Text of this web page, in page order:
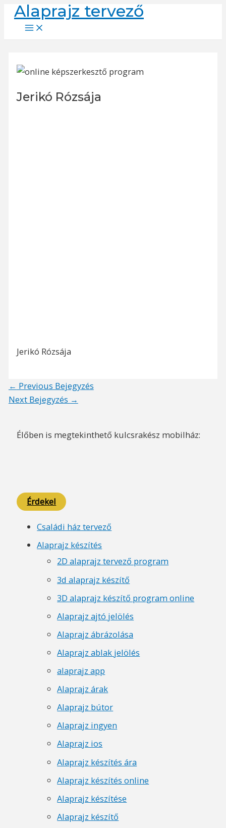
SkipAlaprajz tervező
Main
Menu
Jerikó Rózsája
Jerikó Rózsája
Post
navigation
← Previous Bejegyzés
Next Bejegyzés →
Élőben is megtekinthető kulcsrakész mobilház:
Érdekel
Családi ház tervező
Alaprajz készítés
2D alaprajz tervező program
3d alaprajz készítő
3D alaprajz készítő program online
Alaprajz ajtó jelölés
Alaprajz ábrázolása
Alaprajz ablak jelölés
alaprajz app
Alaprajz árak
Alaprajz bútor
Alaprajz ingyen
Alaprajz ios
Alaprajz készítés ára
Alaprajz készítés online
Alaprajz készítése
Alaprajz készítő